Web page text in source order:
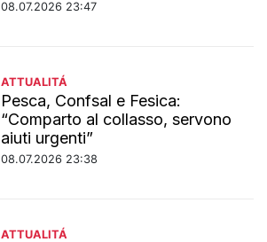
08.07.2026 23:47
ATTUALITÁ
Pesca, Confsal e Fesica:
“Comparto al collasso, servono
aiuti urgenti”
08.07.2026 23:38
ATTUALITÁ